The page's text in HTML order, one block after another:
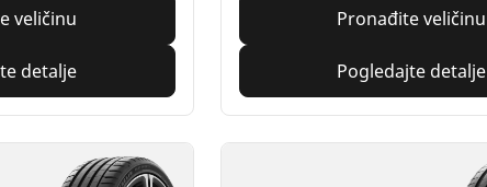
veličinu
detalje
Pronađite veličinu
Pogledajte detalje